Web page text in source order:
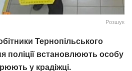
Розшук
Тернопільського
поліції встановлюють особу
у крадіжці.